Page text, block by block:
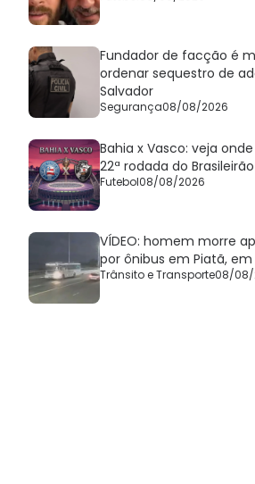
Fundador de facção é
ordenar sequestro de
Salvador
Segurança08/08/2026
Bahia x Vasco: veja
22ª rodada do Brasileirão
Futebol08/08/2026
VÍDEO: homem morre
por ônibus em Piatã, em
Trânsito e Transporte08/08/